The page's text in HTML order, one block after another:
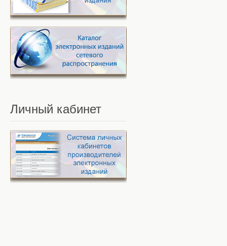
Личный кабинет